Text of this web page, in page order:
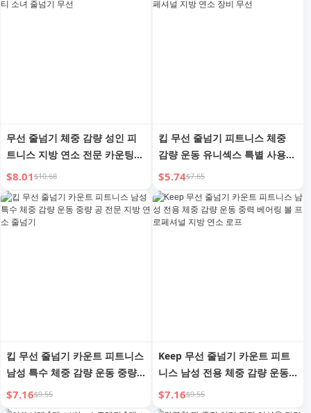
무선 줄넘기 체중 감량 성인 피
트니스 지방 연소 전문 카운팅
네거티브 그래비티 소녀 줄넘기
무선
$8.01$10.68
킵 무선 줄넘기 피트니스 체중
감량 운동 유니섹스 특별 사용
성인 중량 볼 프로페셔널 지방
연소 장비 무선
$5.74$7.65
킵 무선 줄넘기 카운트 피트니스
남성 특수 체중 감량 운동 중량
공 전문 지방 연소 줄넘기
$7.16$9.55
Keep 무선 줄넘기 카운트 피트
니스 남성 전용 체중 감량 운동
중력 베어링 볼 프로페셔널 지방
연소 로프
$7.16$9.55